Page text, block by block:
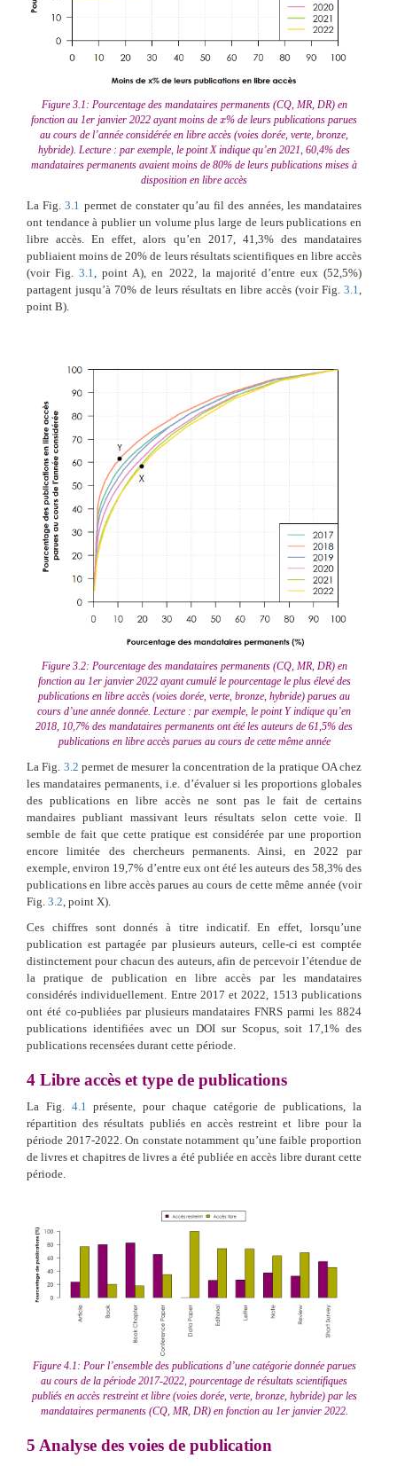
Figure 3.1: Pourcentage des mandataires permanents (CQ, MR, DR) en
fonction au 1er janvier 2022 ayant moins de x
x% de leurs publications parues
au cours de l’année considérée en libre accès (voies dorée, verte, bronze,
hybride). Lecture : par exemple, le point X indique qu’en 2021, 60,4% des
mandataires permanents avaient moins de 80% de leurs publications mises à
disposition en libre accès
La Fig.3.1 permet de constater qu’au fil des années, les mandataires
ont tendance à publier un volume plus large de leurs publications en
libre accès. En effet, alors qu’en 2017, 41,3% des mandataires
publiaient moins de 20% de leurs résultats scientifiques en libre accès
(voir Fig.3.1
, point A), en 2022, la majorité d’entre eux (52,5%)
partagent jusqu’à 70% de leurs résultats en libre accès (voir Fig. 3.1
point B).
Figure 3.2: Pourcentage des mandataires permanents (CQ, MR, DR) en
fonction au 1er janvier 2022 ayant cumulé le pourcentage le plus élevé des
publications en libre accès (voies dorée, verte, bronze, hybride) parues au
cours d’une année donnée. Lecture : par exemple, le point Y indique qu’en
2018, 10,7% des mandataires permanents ont été les auteurs de 61,5% des
publications en libre accès parues au cours de cette même année
La Fig. 3.2 permet de mesurer la concentration de la pratique OA chez
les mandataires permanents, i.e. d’évaluer si les proportions globales
des publications en libre accès ne sont pas le fait de certains
mandaires publiant massivant leurs résultats selon cette voie. Il
semble de fait que cette pratique est considérée par une proportion
encore limitée des chercheurs permanents. Ainsi, en 2022 par
exemple, environ 19,7% d’entre eux ont été les auteurs des 58,3% des
publications en libre accès parues au cours de cette même année (voir
Fig. 3.2 , point X).
Ces chiffres sont donnés à titre indicatif. En effet, lorsqu’une
publication est partagée par plusieurs auteurs, celle-ci est comptée
distinctement pour chacun des auteurs, afin de percevoir l’étendue de
la pratique de publication en libre accès par les mandataires
considérés individuellement. Entre 2017 et 2022, 1513 publications
ont été co-publiées par plusieurs mandataires FNRS parmi les 8824
publications identifiées avec un DOI sur Scopus, soit 17,1% des
publications recensées durant cette période.
4 Libre accès et type de publications
La Fig. 4.1
présente, pour chaque catégorie de publications, la
répartition des résultats publiés en accès restreint et libre pour la
période 2017-2022. On constate notamment qu’une faible proportion
de livres et chapitres de livres a été publiée en accès libre durant cette
période.
Figure 4.1: Pour l’ensemble des publications d’une catégorie donnée parues
au cours de la période 2017-2022, pourcentage de résultats scientifiques
publiés en accès restreint et libre (voies dorée, verte, bronze, hybride) par les
mandataires permanents (CQ, MR, DR) en fonction au 1er janvier 2022.
5 Analyse des voies de publication